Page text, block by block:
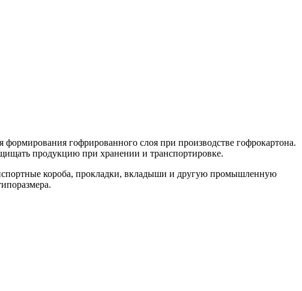
гофрированного слоя при производстве гофрокартона.
продукцию при хранении и транспортировке.
короба, прокладки, вкладыши и другую промышленную